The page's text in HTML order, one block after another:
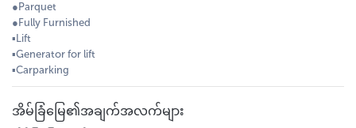
●Parquet
●Fully Furnished
▪️Lift
▪️Generator for lift
▪️Carparking
အိမ်ခြံမြေ၏အချက်အလက်များ